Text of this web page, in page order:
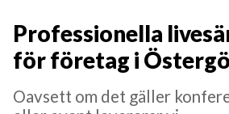
Professionella
för företag i
Oavsett om det gäller